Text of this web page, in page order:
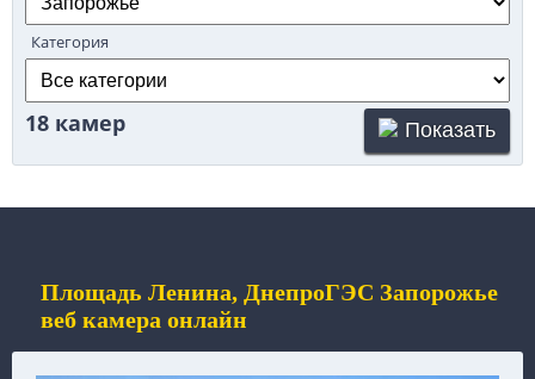
Категория
18 камер Показать
Площадь Ленина, ДнепроГЭС Запорожье
веб камера онлайн